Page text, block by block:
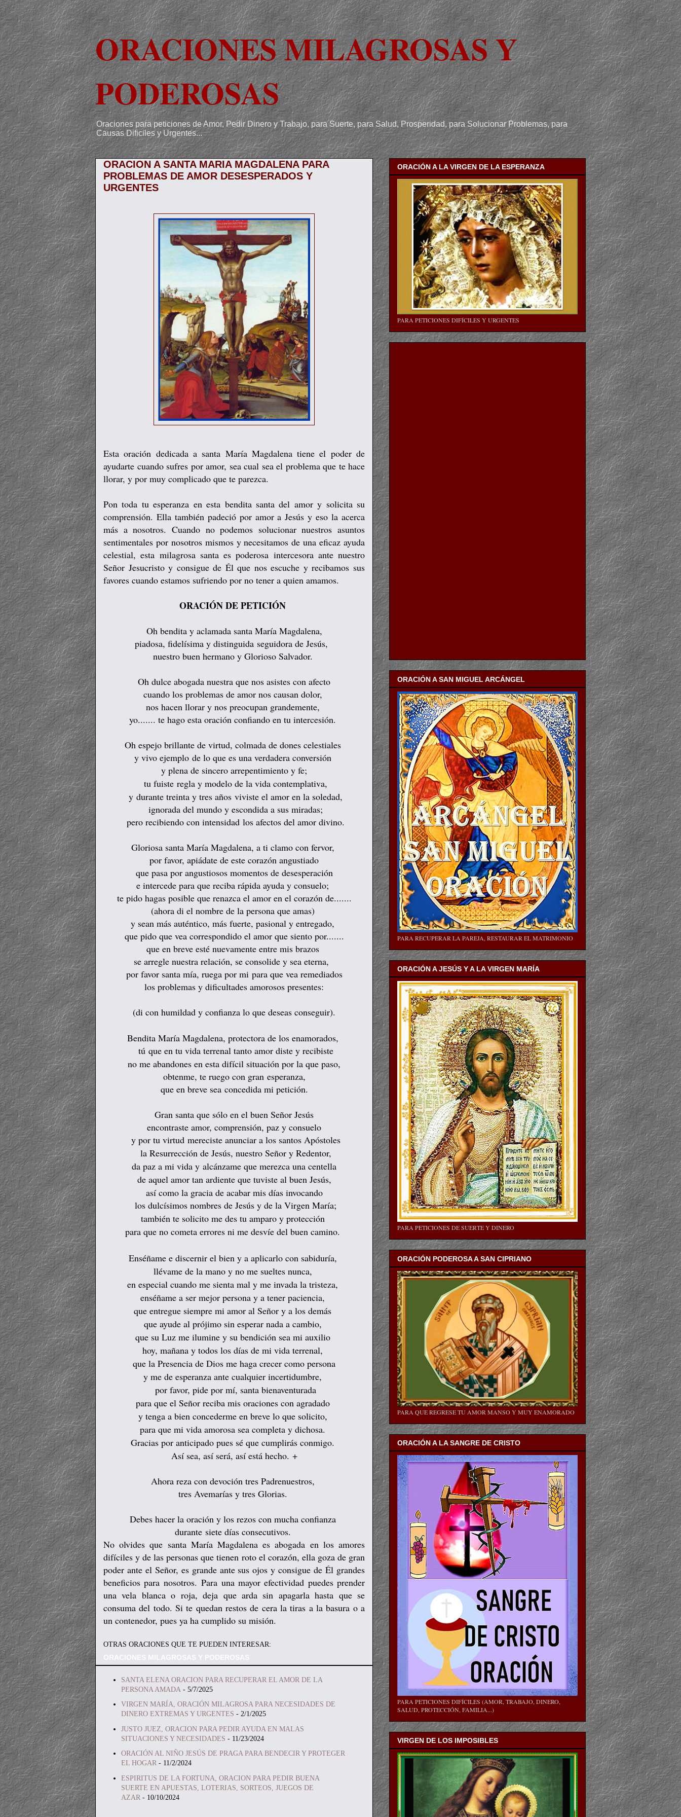
ORACIONES MILAGROSAS Y
PODEROSAS
Oraciones para peticiones de Amor, Pedir Dinero y Trabajo, para Suerte, para Salud, Prosperidad, para Solucionar Problemas, para
Causas Dificiles y Urgentes...
ORACION A SANTA MARIA MAGDALENA PARA
PROBLEMAS DE AMOR DESESPERADOS Y
URGENTES
Esta oración dedicada a santa María Magdalena tiene el poder de
ayudarte cuando sufres por amor, sea cual sea el problema que te hace
llorar, y por muy complicado que te parezca.
Pon toda tu esperanza en esta bendita santa del amor y solicita su
comprensión. Ella también padeció por amor a Jesús y eso la acerca
más a nosotros. Cuando no podemos solucionar nuestros asuntos
sentimentales por nosotros mismos y necesitamos de una eficaz ayuda
celestial, esta milagrosa santa es poderosa intercesora ante nuestro
Señor Jesucristo y consigue de Él que nos escuche y recibamos sus
favores cuando estamos sufriendo por no tener a quien amamos.
ORACIÓN DE PETICIÓN
Oh bendita y aclamada santa María Magdalena,
piadosa, fidelísima y distinguida seguidora de Jesús,
nuestro buen hermano y Glorioso Salvador.
Oh dulce abogada nuestra que nos asistes con afecto
cuando los problemas de amor nos causan dolor,
nos hacen llorar y nos preocupan grandemente,
yo....... te hago esta oración confiando en tu intercesión.
Oh espejo brillante de virtud, colmada de dones celestiales
y vivo ejemplo de lo que es una verdadera conversión
y plena de sincero arrepentimiento y fe;
tu fuiste regla y modelo de la vida contemplativa,
y durante treinta y tres años viviste el amor en la soledad,
ignorada del mundo y escondida a sus miradas;
pero recibiendo con intensidad los afectos del amor divino.
Gloriosa santa María Magdalena, a ti clamo con fervor,
por favor, apiádate de este corazón angustiado
que pasa por angustiosos momentos de desesperación
e intercede para que reciba rápida ayuda y consuelo;
te pido hagas posible que renazca el amor en el corazón de.......
(ahora di el nombre de la persona que amas)
y sean más auténtico, más fuerte, pasional y entregado,
que pido que vea correspondido el amor que siento por.......
que en breve esté nuevamente entre mis brazos
se arregle nuestra relación, se consolide y sea eterna,
por favor santa mía, ruega por mi para que vea remediados
los problemas y dificultades amorosos presentes:
(di con humildad y confianza lo que deseas conseguir).
Bendita María Magdalena, protectora de los enamorados,
tú que en tu vida terrenal tanto amor diste y recibiste
no me abandones en esta difícil situación por la que paso,
obtenme, te ruego con gran esperanza,
que en breve sea concedida mi petición.
Gran santa que sólo en el buen Señor Jesús
encontraste amor, comprensión, paz y consuelo
y por tu virtud mereciste anunciar a los santos Apóstoles
la Resurrección de Jesús, nuestro Señor y Redentor,
da paz a mi vida y alcánzame que merezca una centella
de aquel amor tan ardiente que tuviste al buen Jesús,
así como la gracia de acabar mis días invocando
los dulcísimos nombres de Jesús y de la Virgen María;
también te solicito me des tu amparo y protección
para que no cometa errores ni me desvíe del buen camino.
Enséñame e discernir el bien y a aplicarlo con sabiduría,
llévame de la mano y no me sueltes nunca,
en especial cuando me sienta mal y me invada la tristeza,
enséñame a ser mejor persona y a tener paciencia,
que entregue siempre mi amor al Señor y a los demás
que ayude al prójimo sin esperar nada a cambio,
que su Luz me ilumine y su bendición sea mi auxilio
hoy, mañana y todos los días de mi vida terrenal,
que la Presencia de Dios me haga crecer como persona
y me de esperanza ante cualquier incertidumbre,
por favor, pide por mí, santa bienaventurada
para que el Señor reciba mis oraciones con agradado
y tenga a bien concederme en breve lo que solicito,
para que mi vida amorosa sea completa y dichosa.
Gracias por anticipado pues sé que cumplirás conmigo.
Así sea, así será, así está hecho. +
Ahora reza con devoción tres Padrenuestros,
tres Avemarías y tres Glorias.
Debes hacer la oración y los rezos con mucha confianza
durante siete días consecutivos.
No olvides que santa María Magdalena es abogada en los amores
difíciles y de las personas que tienen roto el corazón, ella goza de gran
poder ante el Señor, es grande ante sus ojos y consigue de Él grandes
beneficios para nosotros.Para una mayor efectividad puedes prender
una vela blanca o roja, deja que arda sin apagarla hasta que se
consuma del todo. Si te quedan restos de cera la tiras a la basura o a
un contenedor, pues ya ha cumplido su misión.
OTRAS ORACIONES QUE TE PUEDEN INTERESAR:
ORACIONES MILAGROSAS Y PODEROSAS
SANTA ELENA ORACION PARA RECUPERAR EL AMOR DE LA
PERSONA AMADA - 5/7/2025
VIRGEN MARÍA, ORACIÓN MILAGROSA PARA NECESIDADES DE
DINERO EXTREMAS Y URGENTES - 2/1/2025
JUSTO JUEZ, ORACION PARA PEDIR AYUDA EN MALAS
SITUACIONES Y NECESIDADES - 11/23/2024
ORACIÓN AL NIÑO JESÚS DE PRAGA PARA BENDECIR Y PROTEGER
EL HOGAR - 11/2/2024
ESPIRITUS DE LA FORTUNA, ORACION PARA PEDIR BUENA
SUERTE EN APUESTAS, LOTERIAS, SORTEOS, JUEGOS DE
AZAR - 10/10/2024
ORACIÓN A LA VIRGEN DE LA ESPERANZA
PARA PETICIONES DIFÍCILES Y URGENTES
ORACIÓN A SAN MIGUEL ARCÁNGEL
PARA RECUPERAR LA PAREJA, RESTAURAR EL MATRIMONIO
ORACIÓN A JESÚS Y A LA VIRGEN MARÍA
PARA PETICIONES DE SUERTE Y DINERO
ORACIÓN PODEROSA A SAN CIPRIANO
PARA QUE REGRESE TU AMOR MANSO Y MUY ENAMORADO
ORACIÓN A LA SANGRE DE CRISTO
PARA PETICIONES DIFÍCILES (AMOR, TRABAJO, DINERO,
SALUD, PROTECCIÓN, FAMILIA...)
VIRGEN DE LOS IMPOSIBLES